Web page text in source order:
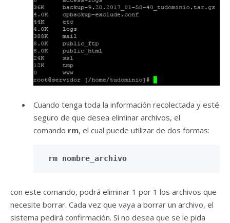
Cuando tenga toda la información recolectada y esté
seguro de que desea eliminar archivos, el
comando rm, el cual puede utilizar de dos formas:
rm nombre_archivo
con este comando, podrá eliminar 1 por 1 los archivos que
necesite borrar. Cada vez que vaya a borrar un archivo, el
sistema pedirá confirmación. Si no desea que se le pida